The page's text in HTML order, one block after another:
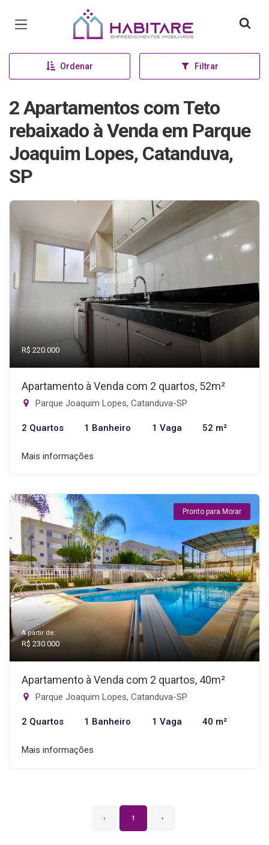
Página inicial
Ordenar Filtrar
2 Apartamentos com Teto
rebaixado à Venda em Parque
Joaquim Lopes, Catanduva,
SP
R$ 220.000
Apartamento à Venda com 2 quartos, 52m²
Parque Joaquim Lopes, Catanduva-SP
2 Quartos 1 Banheiro 1 Vaga 52 m²
Mais informações
Pronto para Morar
A partir de:
R$ 230.000
Apartamento à Venda com 2 quartos, 40m²
Parque Joaquim Lopes, Catanduva-SP
2 Quartos 1 Banheiro 1 Vaga 40 m²
Mais informações
‹ 1 ›